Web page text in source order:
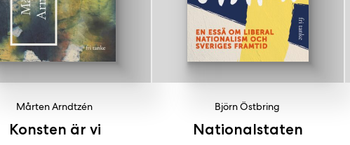
Konsten är vi
Mårten Arndtzén
Nationalstaten
Björn Östbring